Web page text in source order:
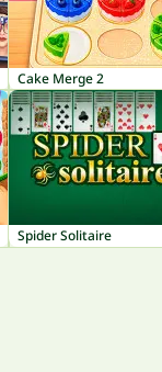
Cake Merge 2
Spider Solitaire